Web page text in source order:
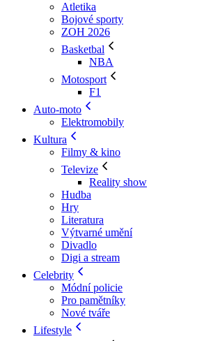
Atletika
Bojové sporty
ZOH 2026
Basketbal
NBA
Motosport
F1
Auto-moto
Elektromobily
Kultura
Filmy & kino
Televize
Reality show
Hudba
Hry
Literatura
Výtvarné umění
Divadlo
Digi a stream
Celebrity
Módní policie
Pro pamětníky
Nové tváře
Lifestyle